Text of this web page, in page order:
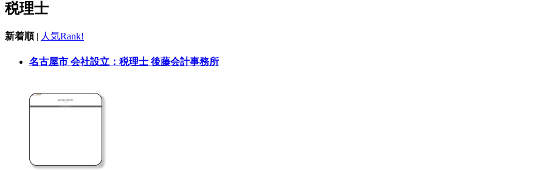
税理士
新着順| 人気Rank!
名古屋市 会社設立：税理士 後藤会計事務所